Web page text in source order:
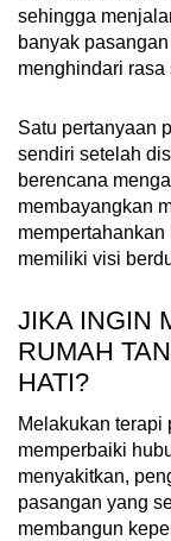
sehingga
banyak
menghindari rasa
Satu pertanyaan
sendiri setelah
berencana
membayangkan
memiliki visi
JIKA INGIN
RUMAH
HATI?
Melakukan terapi
memperbaiki
menyakitkan,
pasangan yang
membangun